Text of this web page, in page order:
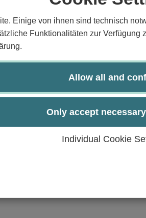
Einige von ihnen sind technisch
Funktionalitäten zur
Allow all and
Only accept
Individual Cookie
einer nachhaltigen
und ihre ökonomische
Nachhaltigkeit im Bereich